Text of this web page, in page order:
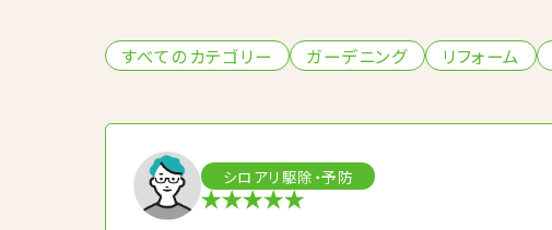
すべてのカテゴリー ガーデニング リフォーム
シロアリ駆除・予防